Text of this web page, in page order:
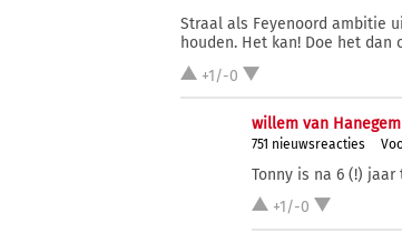
Straal als Feyenoord ambitie
houden. Het kan! Doe het dan
+1/-0
willem van Hanegem
751 nieuwsreacties
Tonny is na 6 (!)
+1/-0